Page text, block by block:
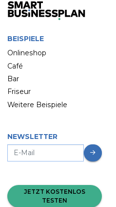
BEISPIELE
Onlineshop
Café
Bar
Friseur
Weitere Beispiele
NEWSLETTER
JETZT KOSTENLOS
TESTEN